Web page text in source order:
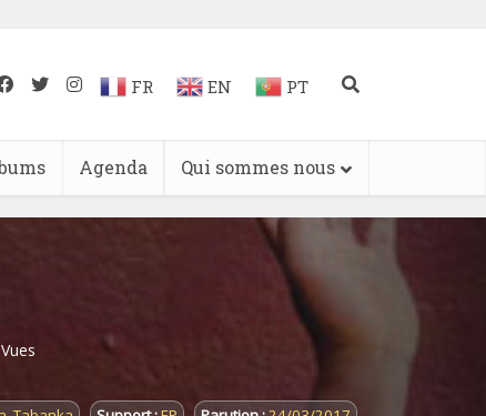
FR EN PT
Agenda Qui sommes nous